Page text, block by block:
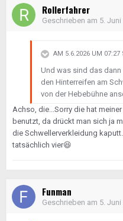
Rollerfahrer
Geschrieben am 5. Juni
AM 5.6.2026 UM 07:27
Und was sind das
den Hinterreifen am
von der Hebebühne
Achso, die...Sorry die hat
benutzt, da drückt man sich ja
die Schwellerverkleidung
tatsächlich vier😆
Funman
Geschrieben am 5. Juni